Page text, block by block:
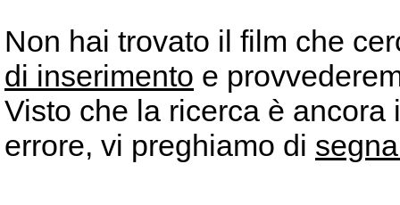
Non hai trovato il film che
di inserimento e
Visto che la ricerca è
errore, vi preghiamo di